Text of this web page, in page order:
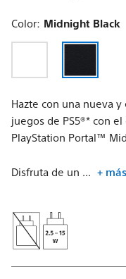
Color: Midnight Black
Hazte con una nueva
juegos de PS5®* con
PlayStation Portal™
Disfruta de un ... + más